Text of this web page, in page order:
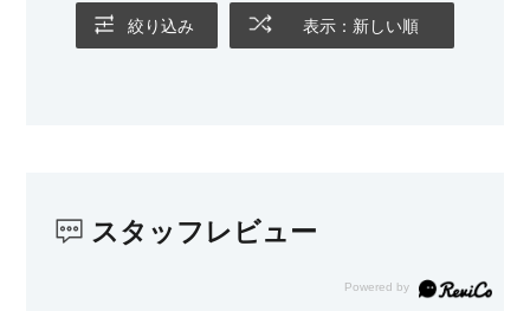
ても美しく、空間の印象を損ないません。
また、カウチのように足を伸ばしてくつろげるスタイルが理想
かせるため、普段はカウチとして使い、来客時には離してスツ
絞り込み 表示：新しい順
スタッフレビュー